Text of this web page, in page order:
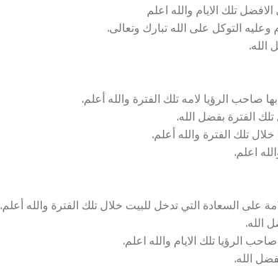
تلك الايام والله اعلم
التوكل على الله تبارك وتعالى.
الله.
صاحب الرؤيا لامه تلك الفترة والله أعلم.
الفترة بفضل الله.
تلك الفترة والله أعلم.
اعلم.
السعادة التي تدخل للبيت خلال تلك الفترة والله أعلم.
الله.
الرؤيا تلك الايام والله اعلم.
الله.